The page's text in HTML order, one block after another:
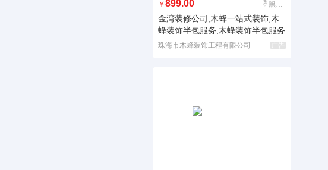
￥ 899.00 黑龙江
金湾装修公司,木蜂一站式装饰,木
蜂装饰半包服务,木蜂装饰半包服务
珠海市木蜂装饰工程有限公司 广告